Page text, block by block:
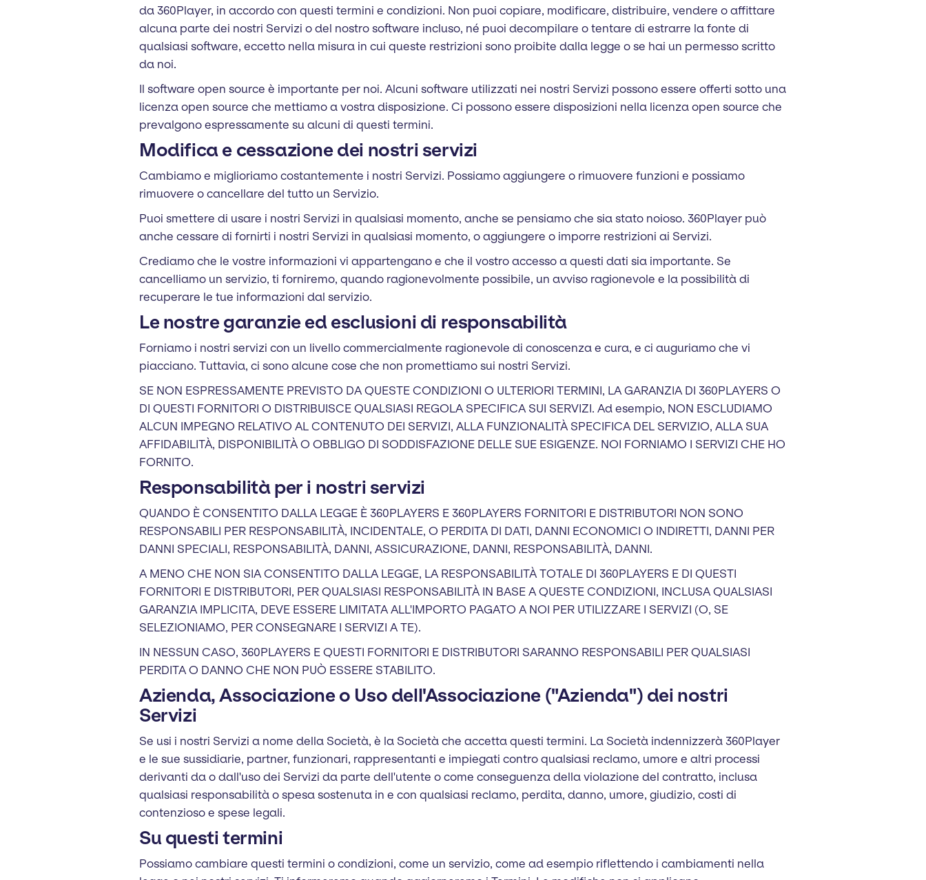
da 360Player, in accordo con questi termini e condizioni. Non puoi copiare, modificare, distribuire, vendere o affittare
alcuna parte dei nostri Servizi o del nostro software incluso, né puoi decompilare o tentare di estrarre la fonte di
qualsiasi software, eccetto nella misura in cui queste restrizioni sono proibite dalla legge o se hai un permesso scritto
da noi.
Il software open source è importante per noi. Alcuni software utilizzati nei nostri Servizi possono essere offerti sotto una
licenza open source che mettiamo a vostra disposizione. Ci possono essere disposizioni nella licenza open source che
prevalgono espressamente su alcuni di questi termini.
Modifica e cessazione dei nostri servizi
Cambiamo e miglioriamo costantemente i nostri Servizi. Possiamo aggiungere o rimuovere funzioni e possiamo
rimuovere o cancellare del tutto un Servizio.
Puoi smettere di usare i nostri Servizi in qualsiasi momento, anche se pensiamo che sia stato noioso. 360Player può
anche cessare di fornirti i nostri Servizi in qualsiasi momento, o aggiungere o imporre restrizioni ai Servizi.
Crediamo che le vostre informazioni vi appartengano e che il vostro accesso a questi dati sia importante. Se
cancelliamo un servizio, ti forniremo, quando ragionevolmente possibile, un avviso ragionevole e la possibilità di
recuperare le tue informazioni dal servizio.
Le nostre garanzie ed esclusioni di responsabilità
Forniamo i nostri servizi con un livello commercialmente ragionevole di conoscenza e cura, e ci auguriamo che vi
piacciano. Tuttavia, ci sono alcune cose che non promettiamo sui nostri Servizi.
SE NON ESPRESSAMENTE PREVISTO DA QUESTE CONDIZIONI O ULTERIORI TERMINI, LA GARANZIA DI 360PLAYERS O
DI QUESTI FORNITORI O DISTRIBUISCE QUALSIASI REGOLA SPECIFICA SUI SERVIZI. Ad esempio, NON ESCLUDIAMO
ALCUN IMPEGNO RELATIVO AL CONTENUTO DEI SERVIZI, ALLA FUNZIONALITÀ SPECIFICA DEL SERVIZIO, ALLA SUA
AFFIDABILITÀ, DISPONIBILITÀ O OBBLIGO DI SODDISFAZIONE DELLE SUE ESIGENZE. NOI FORNIAMO I SERVIZI CHE HO
FORNITO.
Responsabilità per i nostri servizi
QUANDO È CONSENTITO DALLA LEGGE È 360PLAYERS E 360PLAYERS FORNITORI E DISTRIBUTORI NON SONO
RESPONSABILI PER RESPONSABILITÀ, INCIDENTALE, O PERDITA DI DATI, DANNI ECONOMICI O INDIRETTI, DANNI PER
DANNI SPECIALI, RESPONSABILITÀ, DANNI, ASSICURAZIONE, DANNI, RESPONSABILITÀ, DANNI.
A MENO CHE NON SIA CONSENTITO DALLA LEGGE, LA RESPONSABILITÀ TOTALE DI 360PLAYERS E DI QUESTI
FORNITORI E DISTRIBUTORI, PER QUALSIASI RESPONSABILITÀ IN BASE A QUESTE CONDIZIONI, INCLUSA QUALSIASI
GARANZIA IMPLICITA, DEVE ESSERE LIMITATA ALL'IMPORTO PAGATO A NOI PER UTILIZZARE I SERVIZI (O, SE
SELEZIONIAMO, PER CONSEGNARE I SERVIZI A TE).
IN NESSUN CASO, 360PLAYERS E QUESTI FORNITORI E DISTRIBUTORI SARANNO RESPONSABILI PER QUALSIASI
PERDITA O DANNO CHE NON PUÒ ESSERE STABILITO.
Azienda, Associazione o Uso dell'Associazione ("Azienda") dei nostri
Servizi
Se usi i nostri Servizi a nome della Società, è la Società che accetta questi termini. La Società indennizzerà 360Player
e le sue sussidiarie, partner, funzionari, rappresentanti e impiegati contro qualsiasi reclamo, umore e altri processi
derivanti da o dall'uso dei Servizi da parte dell'utente o come conseguenza della violazione del contratto, inclusa
qualsiasi responsabilità o spesa sostenuta in e con qualsiasi reclamo, perdita, danno, umore, giudizio, costi di
contenzioso e spese legali.
Su questi termini
Possiamo cambiare questi termini o condizioni, come un servizio, come ad esempio riflettendo i cambiamenti nella